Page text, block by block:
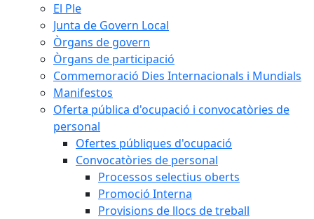
El Ple
Junta de Govern Local
Òrgans de govern
Òrgans de participació
Commemoració Dies Internacionals i Mundials
Manifestos
Oferta pública d'ocupació i convocatòries de
personal
Ofertes públiques d'ocupació
Convocatòries de personal
Processos selectius oberts
Promoció Interna
Provisions de llocs de treball